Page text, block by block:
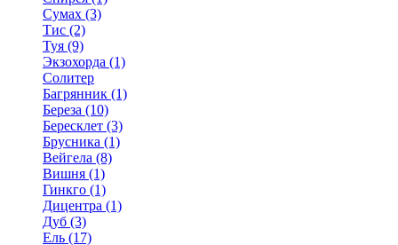
Сумах (3)
Тис (2)
Туя (9)
Экзохорда (1)
Солитер
Багрянник (1)
Береза (10)
Бересклет (3)
Брусника (1)
Вейгела (8)
Вишня (1)
Гинкго (1)
Дицентра (1)
Дуб (3)
Ель (17)